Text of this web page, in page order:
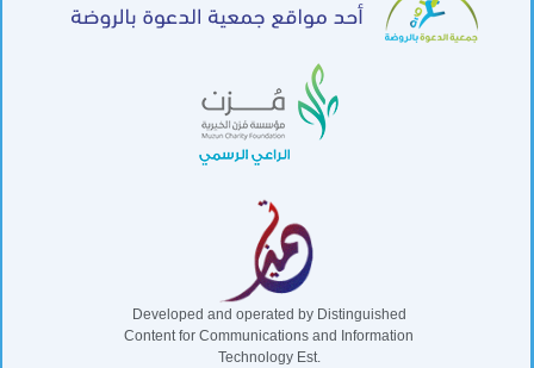
Developed and operated by Distinguished
Content for Communications and Information
Technology Est.